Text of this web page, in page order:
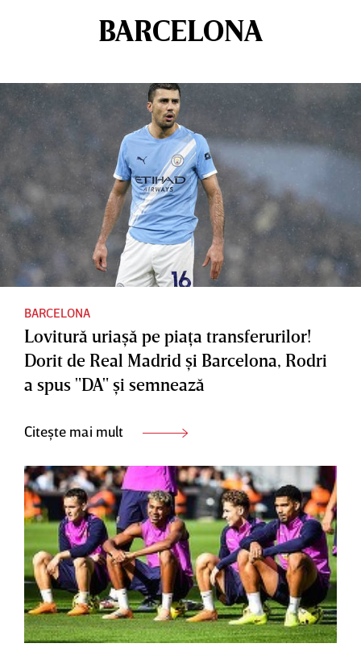
BARCELONA
BARCELONA
Lovitură uriaşă pe piaţa transferurilor!
Dorit de Real Madrid şi Barcelona, Rodri
a spus "DA" şi semnează
Citește mai mult